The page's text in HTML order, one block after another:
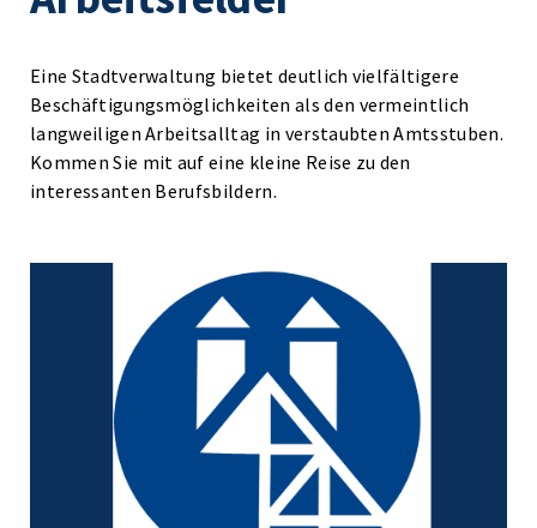
Eine Stadtverwaltung bietet deutlich vielfältigere
Beschäftigungsmöglichkeiten als den vermeintlich
langweiligen Arbeitsalltag in verstaubten Amtsstuben.
Kommen Sie mit auf eine kleine Reise zu den
interessanten Berufsbildern.